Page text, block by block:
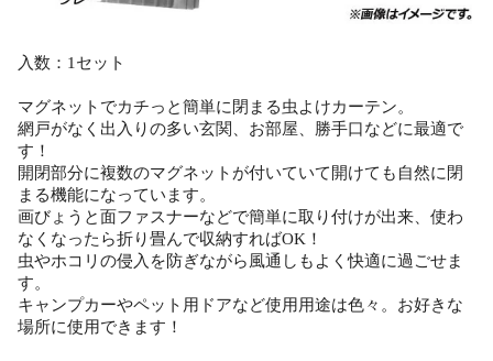
入数：1セット
マグネットでカチっと簡単に閉まる虫よけカーテン。
網戸がなく出入りの多い玄関、お部屋、勝手口などに最適で
す！
開閉部分に複数のマグネットが付いていて開けても自然に閉
まる機能になっています。
画びょうと面ファスナーなどで簡単に取り付けが出来、使わ
なくなったら折り畳んで収納すればOK！
虫やホコリの侵入を防ぎながら風通しもよく快適に過ごせま
す。
キャンプカーやペット用ドアなど使用用途は色々。お好きな
場所に使用できます！